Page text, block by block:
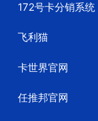
172号卡分销系统
飞利猫
卡世界官网
任推邦官网